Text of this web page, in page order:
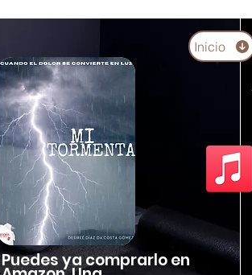
Puedes ya comprarlo en
Inicio